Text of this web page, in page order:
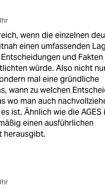
wenn die einzelnen
einen umfassenden
und
würde. Also nicht
mal eine gründliche
wann zu welchen
wo man auch
ist. Ähnlich wie die AGES
einen ausführlichen
herausgibt.